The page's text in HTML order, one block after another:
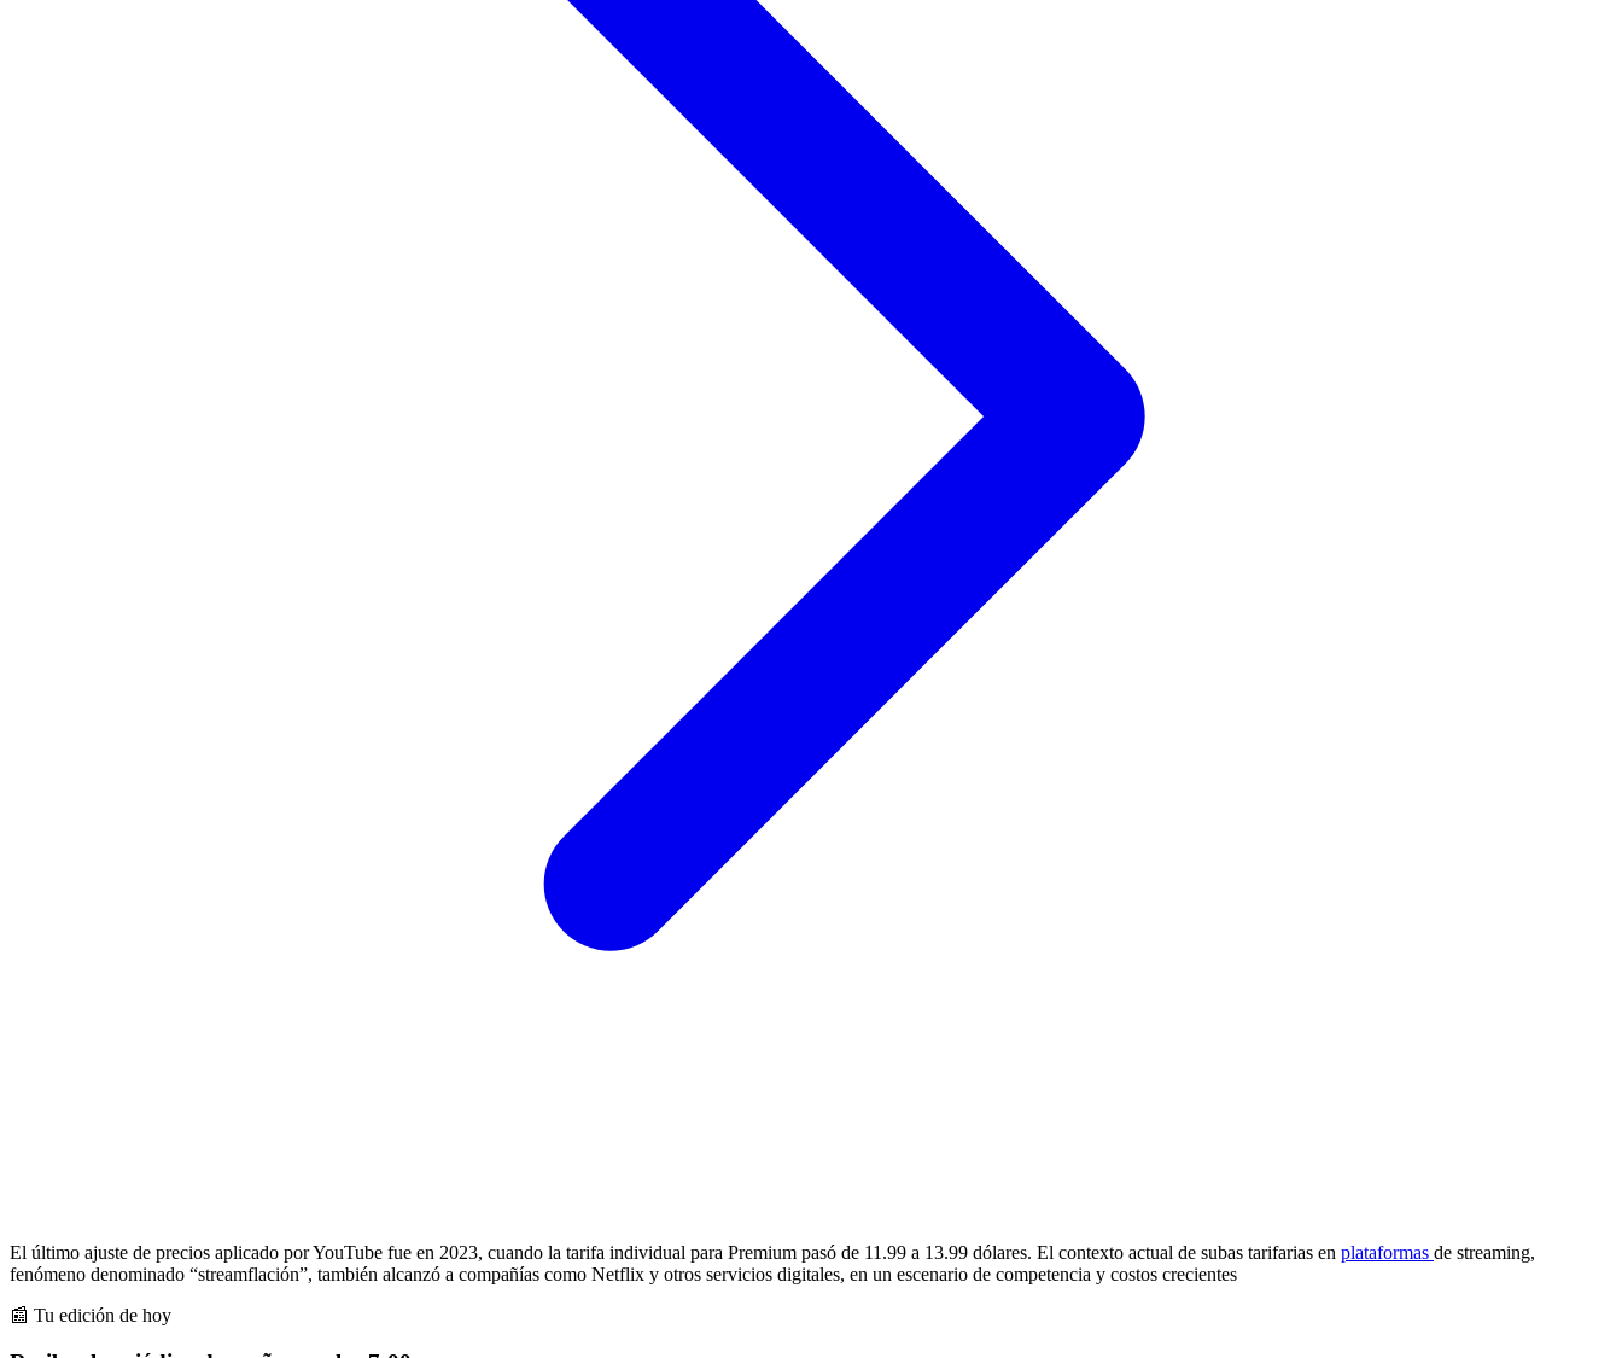
El último ajuste de precios aplicado por YouTube fue en 2023, cuando la tarifa individual para Premium pasó de 11.99 a 13.99 dólares. El contexto actual de subas tarifarias en plataformas de streaming,
fenómeno denominado “streamflación”, también alcanzó a compañías como Netflix y otros servicios digitales, en un escenario de competencia y costos crecientes
📰 Tu edición de hoy